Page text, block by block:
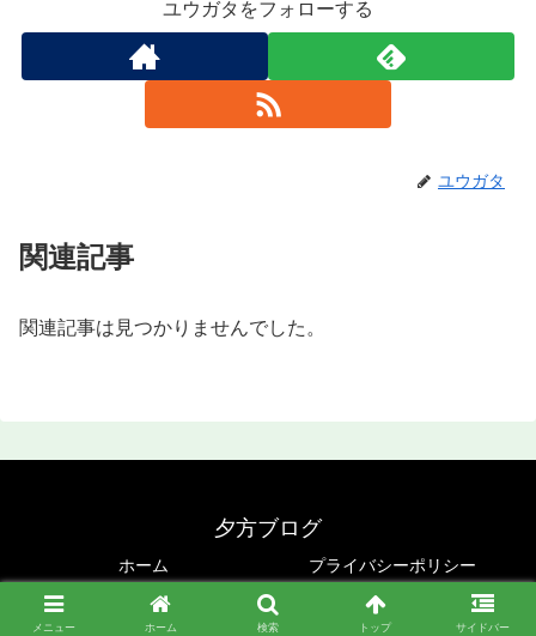
ユウガタをフォローする
ユウガタ
関連記事
関連記事は見つかりませんでした。
夕方ブログ
ホーム プライバシーポリシー
© 2020 夕方ブログ.
メニュー ホーム 検索 トップ サイドバー